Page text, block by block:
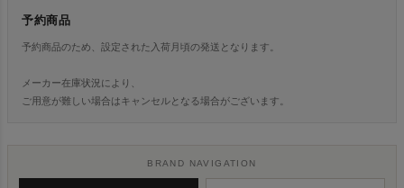
予約商品
予約商品のため、設定された入荷月頃の発送となります。
メーカー在庫状況により、
ご用意が難しい場合はキャンセルとなる場合がございます。
BRAND NAVIGATION